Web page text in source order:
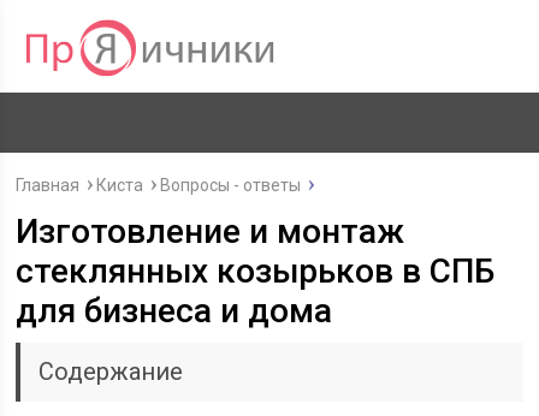
Главная Киста Вопросы - ответы
Изготовление и монтаж
стеклянных козырьков в СПБ
для бизнеса и дома
Содержание